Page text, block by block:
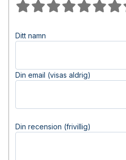
Ditt namn
Din email (visas aldrig)
Din recension (frivillig)